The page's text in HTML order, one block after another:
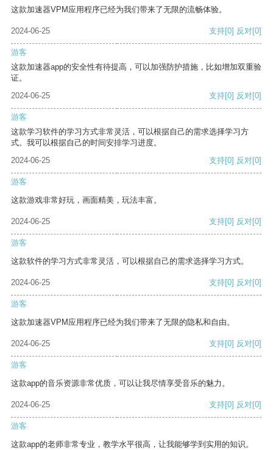
这款加速器VPM应用程序已经为我们带来了无限的流畅体验。
2024-06-25 支持[0] 反对[0]
游客
这款加速器app的安全性有待提高，可以加强防护措施，比如增加双重验
证。
2024-06-25
支持[0] 反对[0]
游客
这款学习软件的学习方式非常灵活，可以根据自己的需求选择学习方
式。我可以根据自己的时间安排学习进度。
2024-06-25
支持[0] 反对[0]
游客
这款游戏非常好玩，画面精美，玩法丰富。
2024-06-25 支持[0] 反对[0]
游客
这款软件的学习方式非常灵活，可以根据自己的需求选择学习方式。
2024-06-25 支持[0] 反对[0]
游客
这款加速器VPM应用程序已经为我们带来了无限的隐私和自由。
2024-06-25 支持[0] 反对[0]
游客
这款app的音乐资源非常优质，可以让我尽情享受音乐的魅力。
2024-06-25 支持[0] 反对[0]
游客
这款app的老师非常专业，教学水平很高，让我能够学到实用的知识。